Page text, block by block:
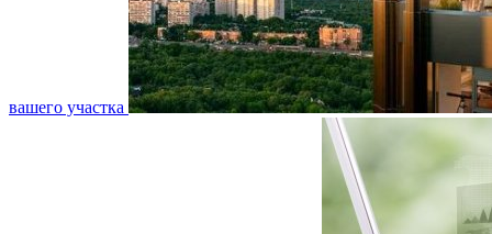
вашего участка